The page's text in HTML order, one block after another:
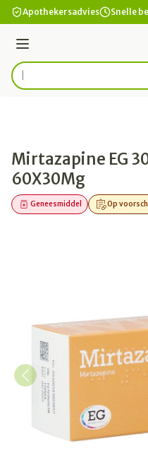
Ga naar de inhoud
Apothekersadvies Snelle
Menu
Product, merk,
Mirtazapine EG
60X30Mg
Op
Geneesmiddel